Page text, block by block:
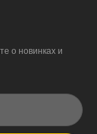
о новинках и